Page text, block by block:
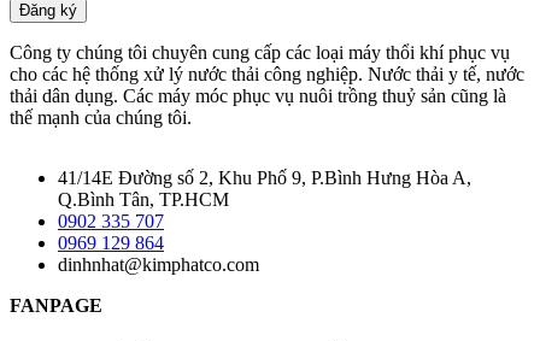
Đăng ký
Công ty chúng tôi chuyên cung cấp các loại máy thổi khí phục vụ
cho các hệ thống xử lý nước thải công nghiệp. Nước thải y tế, nước
thải dân dụng. Các máy móc phục vụ nuôi trồng thuỷ sản cũng là
thế mạnh của chúng tôi.
41/14E Đường số 2, Khu Phố 9, P.Bình Hưng Hòa A,
Q.Bình Tân, TP.HCM
0902 335 707
0969 129 864
dinhnhat@kimphatco.com
FANPAGE